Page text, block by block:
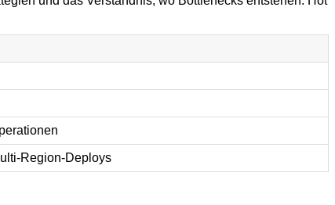
Region-Deploys